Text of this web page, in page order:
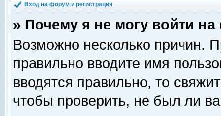
Вход на форум и регистрация
» Почему я не могу войти
Возможно несколько причин.
правильно вводите имя
вводятся правильно, то
чтобы проверить, не был ли